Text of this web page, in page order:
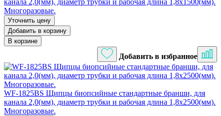
канала 2,0(мм), диаметр трубки и рабочая длина 1,8х1500(мм).
Многоразовые.
Уточнить цену
Добавить в корзину
В корзине
Добавить в избранное
WF-1825BS Щипцы биопсийные стандартные бранши, для
канала 2,0(мм), диаметр трубки и рабочая длина 1,8х2500(мм).
Многоразовые.